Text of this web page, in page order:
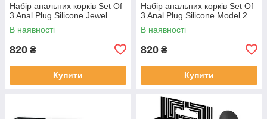
Набір анальних корків Set Of
3 Anal Plug Silicone Jewel
В наявності
820 ₴
Купити
Набір анальних корків Set Of
3 Anal Plug Silicone Model 2
В наявності
820 ₴
Купити